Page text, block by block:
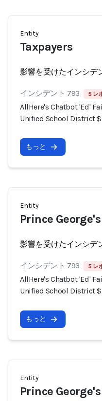
Entity
Taxpayers
影響を受けたインシデ
インシデント 793 5 レ
AllHere's Chatbot 'Ed'
Unified School District
もっと
Entity
Prince
影響を受けたインシデ
インシデント 793 5 レ
AllHere's Chatbot 'Ed'
Unified School District
もっと
Entity
Prince